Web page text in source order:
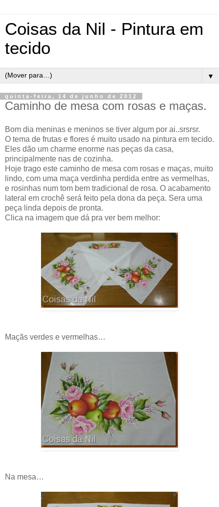
Coisas da Nil - Pintura em
tecido
▼
quinta-feira, 14 de junho de 2012
Caminho de mesa com rosas e maças.
Bom dia meninas e meninos se tiver algum por ai..srsrsr.
O tema de frutas e flores é muito usado na pintura em tecido.
Eles dão um charme enorme nas peças da casa,
principalmente nas de cozinha.
Hoje trago este caminho de mesa com rosas e maças, muito
lindo, com uma maça verdinha perdida entre as vermelhas,
e rosinhas num tom bem tradicional de rosa. O acabamento
lateral em crochê será feito pela dona da peça. Sera uma
peça linda depois de pronta.
Clica na imagem que dá pra ver bem melhor:
Maçãs verdes e vermelhas…
Na mesa…